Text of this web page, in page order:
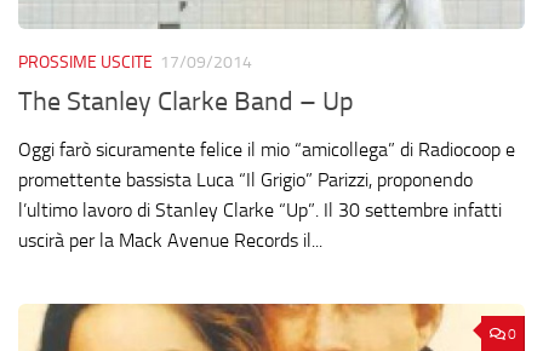
PROSSIME USCITE 17/09/2014
The Stanley Clarke Band – Up
Oggi farò sicuramente felice il mio “amicollega” di Radiocoop e
promettente bassista Luca “Il Grigio” Parizzi, proponendo
l’ultimo lavoro di Stanley Clarke “Up”. Il 30 settembre infatti
uscirà per la Mack Avenue Records il...
0